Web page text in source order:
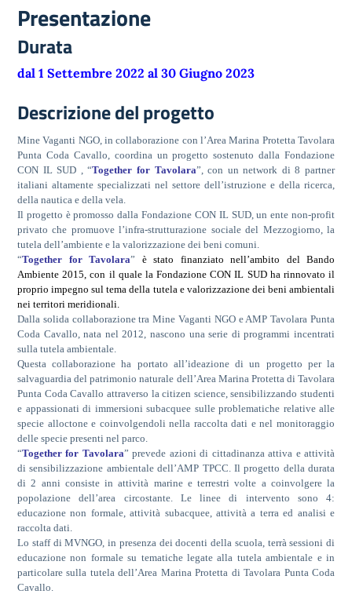
Presentazione
Durata
dal 1 Settembre 2022 al 30 Giugno 2023
Descrizione del progetto
Mine Vaganti NGO, in collaborazione con l’Area Marina Protetta Tavolara
Punta Coda Cavallo, coordina un progetto sostenuto dalla Fondazione
CON IL SUD , “Together for Tavolara”, con un network di 8 partner
italiani altamente specializzati nel settore dell’istruzione e della ricerca,
della nautica e della vela.
Il progetto è promosso dalla Fondazione CON IL SUD, un ente non-profit
privato che promuove l’infra-strutturazione sociale del Mezzogiorno, la
tutela dell’ambiente e la valorizzazione dei beni comuni.
“Together for Tavolara” è stato finanziato nell’ambito del Bando
Ambiente 2015, con il quale la Fondazione CON IL SUD ha rinnovato il
proprio impegno sul tema della tutela e valorizzazione dei beni ambientali
nei territori meridionali.
Dalla solida collaborazione tra Mine Vaganti NGO e AMP Tavolara Punta
Coda Cavallo, nata nel 2012, nascono una serie di programmi incentrati
sulla tutela ambientale.
Questa collaborazione ha portato all’ideazione di un progetto per la
salvaguardia del patrimonio naturale dell’Area Marina Protetta di Tavolara
Punta Coda Cavallo attraverso la citizen science, sensibilizzando studenti
e appassionati di immersioni subacquee sulle problematiche relative alle
specie alloctone e coinvolgendoli nella raccolta dati e nel monitoraggio
delle specie presenti nel parco.
“Together for Tavolara” prevede azioni di cittadinanza attiva e attività
di sensibilizzazione ambientale dell’AMP TPCC. Il progetto della durata
di 2 anni consiste in attività marine e terrestri volte a coinvolgere la
popolazione dell’area circostante. Le linee di intervento sono 4:
educazione non formale, attività subacquee, attività a terra ed analisi e
raccolta dati.
Lo staff di MVNGO, in presenza dei docenti della scuola, terrà sessioni di
educazione non formale su tematiche legate alla tutela ambientale e in
particolare sulla tutela dell’Area Marina Protetta di Tavolara Punta Coda
Cavallo.